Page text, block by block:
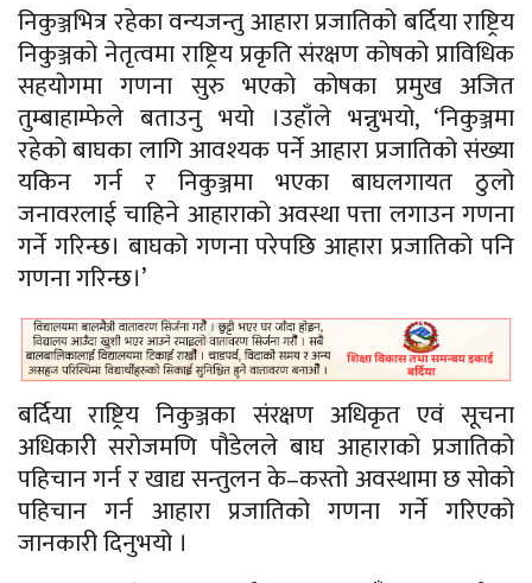
निकुञ्जभित्र रहेका वन्यजन्तु आहारा प्रजातिको बर्दिया राष्ट्रिय
निकुञ्जको नेतृत्वमा राष्ट्रिय प्रकृति संरक्षण कोषको प्राविधिक
सहयोगमा गणना सुरु भएको कोषका प्रमुख अजित
तुम्बाहाम्फेले बताउनु भयो ।उहाँले भन्नुभयो, ‘निकुञ्जमा
रहेको बाघका लागि आवश्यक पर्ने आहारा प्रजातिको संख्या
यकिन गर्न र निकुञ्जमा भएका बाघलगायत ठुलो
जनावरलाई चाहिने आहाराको अवस्था पत्ता लगाउन गणना
गर्ने गरिन्छ। बाघको गणना परेपछि आहारा प्रजातिको पनि
गणना गरिन्छ।’
बर्दिया राष्ट्रिय निकुञ्जका संरक्षण अधिकृत एवं सूचना
अधिकारी सरोजमणि पौडेलले बाघ आहाराको प्रजातिको
पहिचान गर्न र खाद्य सन्तुलन के–कस्तो अवस्थामा छ सोको
पहिचान गर्न आहारा प्रजातिको गणना गर्ने गरिएको
जानकारी दिनुभयो ।